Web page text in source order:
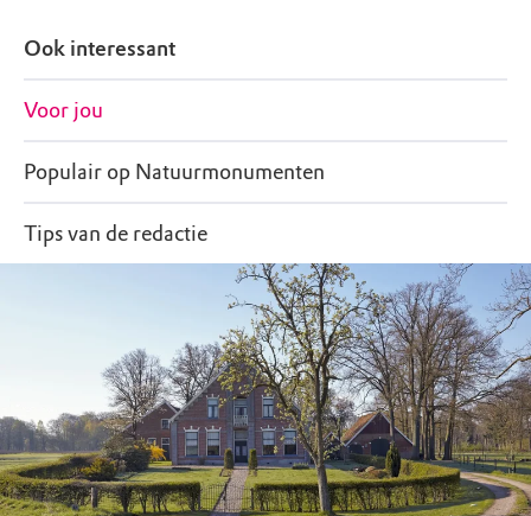
Ook interessant
Voor jou
Populair op Natuurmonumenten
Tips van de redactie